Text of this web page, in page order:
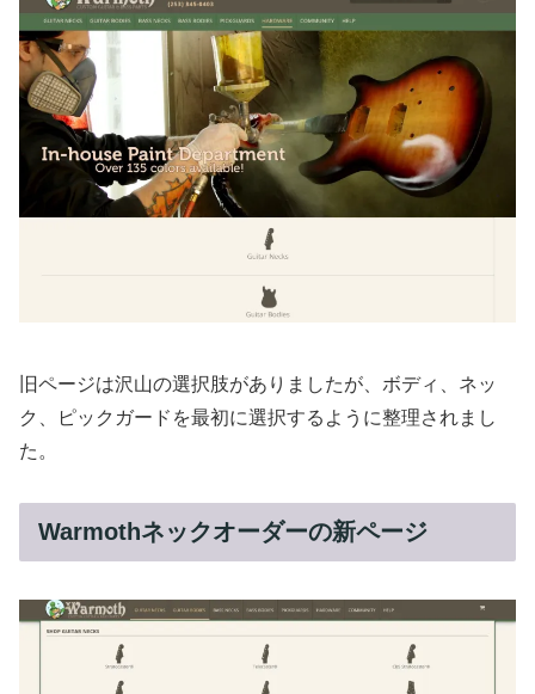
旧ページは沢山の選択肢がありましたが、ボディ、ネッ
ク、ピックガードを最初に選択するように整理されまし
た。
Warmothネックオーダーの新ページ